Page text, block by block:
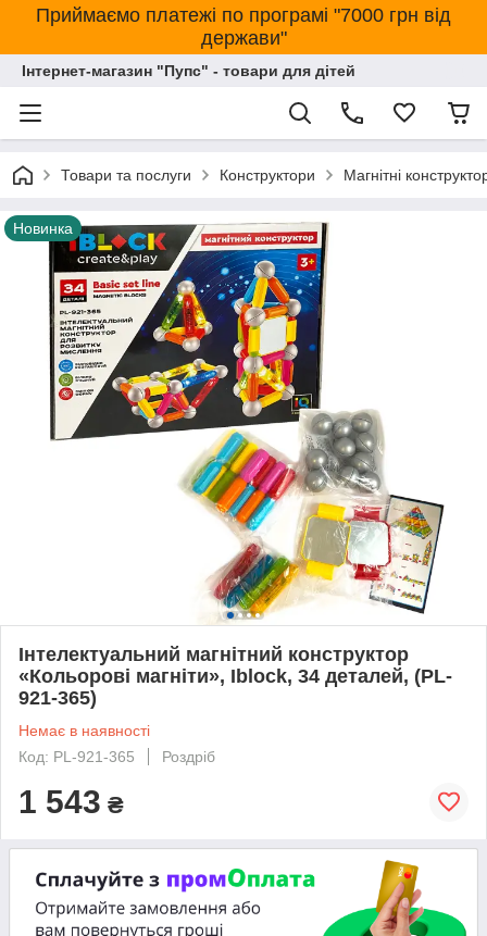
Приймаємо платежі по програмі "7000 грн від
держави"
Інтернет-магазин "Пупс" - товари для дітей
Товари та послуги Конструктори Магнітні
Новинка
Інтелектуальний магнітний конструктор
«Кольорові магніти», Iblock, 34 деталей, (PL-
921-365)
Немає в наявності
Код: PL-921-365
Роздріб
1 543 ₴